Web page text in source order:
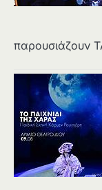
παρουσιάζουν